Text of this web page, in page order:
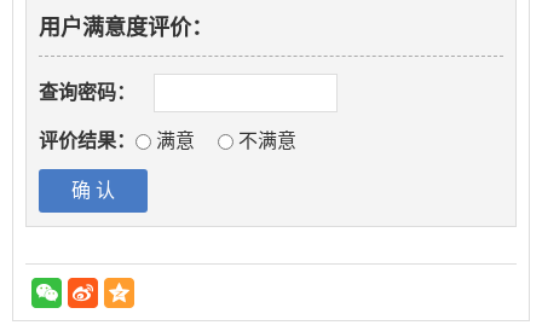
用户满意度评价：
查询密码：
评价结果： 满意 不满意